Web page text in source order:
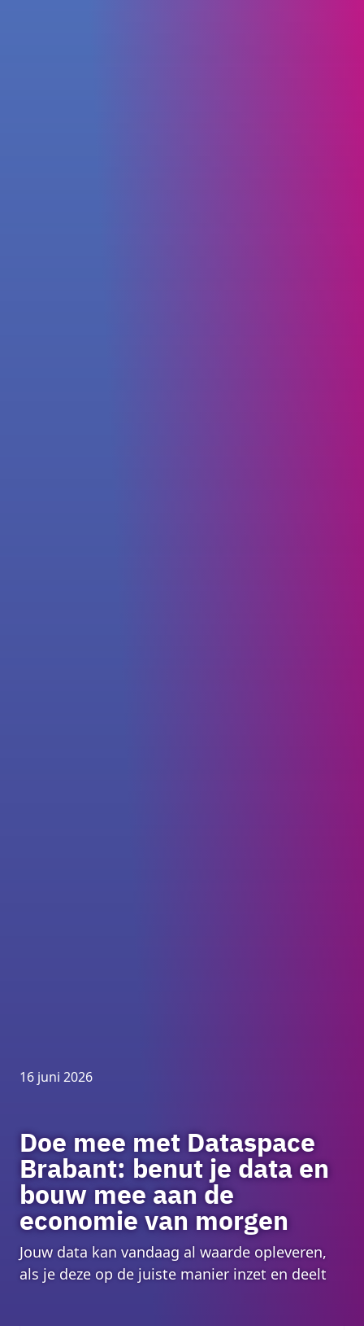
16 juni 2026
Doe mee met Dataspace
Brabant: benut je data en
bouw mee aan de
economie van morgen
Jouw data kan vandaag al waarde opleveren,
als je deze op de juiste manier inzet en deelt